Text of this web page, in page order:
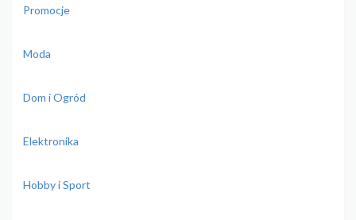
Promocje
Moda
Dom i Ogród
Elektronika
Hobby i Sport